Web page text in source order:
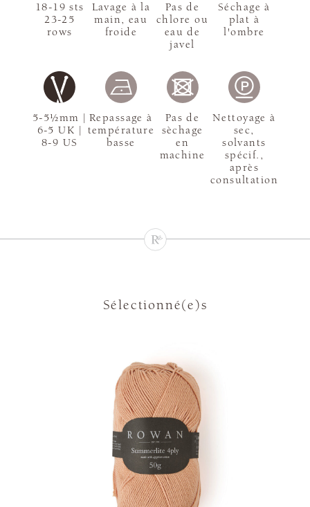
5-5½mm |
6-5 UK |
8-9 US
18-19 sts
23-25
rows
Lavage à la
main, eau
froide
Pas de
chlore ou
eau de
javel
Séchage à
plat à
l'ombre
Repassage à
température
basse
Pas de
sèchage
en
machine
Nettoyage à
sec,
solvants
spécif.,
après
consultation
Sélectionné(e)s